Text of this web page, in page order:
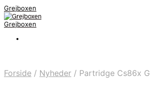
Grejboxen
Grejboxen
Forside / Nyheder / Partridge Cs86x